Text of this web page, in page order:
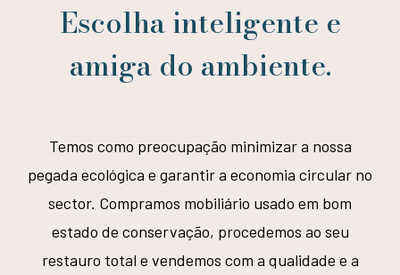
Escolha inteligente e
amiga do ambiente.
Temos como preocupação minimizar a nossa
pegada ecológica e garantir a economia circular no
sector. Compramos mobiliário usado em bom
estado de conservação, procedemos ao seu
restauro total e vendemos com a qualidade e a